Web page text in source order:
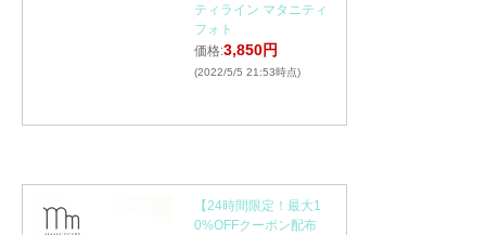
ティライン マタニティ
フォト
価格:3,850円
(2022/5/5 21:53時点)
【24時間限定！最大1
0%OFFクーポン配布